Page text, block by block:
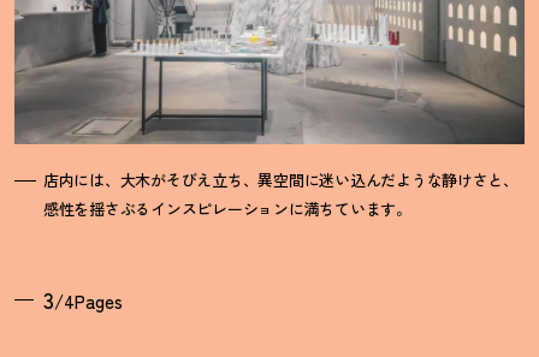
店内には、大木がそびえ立ち、異空間に迷い込んだような静けさと、
感性を揺さぶるインスピレーションに満ちています。
3/4Pages